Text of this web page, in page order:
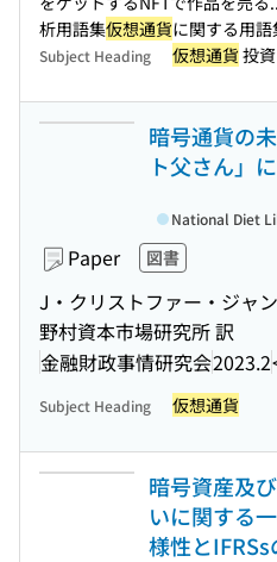
析用語集仮想通貨に関する用語
Subject Heading 仮想通貨 投資
暗号通貨の
ト父さん」
Paper 図書
J・クリストファー・ジャ
野村資本市場研究所 訳
金融財政事情研究会2023.2
National Diet
Subject Heading 仮想通貨
暗号資産及
いに関する
様性と